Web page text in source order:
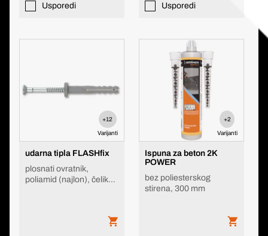
Usporedi Usporedi
+12
Varijanti
udarna tipla FLASHfix
plosnati ovratnik,
poliamid (najlon), čelik
+2
Varijanti
Ispuna za beton 2K
POWER
bez poliesterskog
stirena, 300 mm